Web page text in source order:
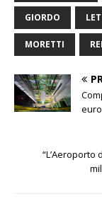
GIORDO
MORETTI